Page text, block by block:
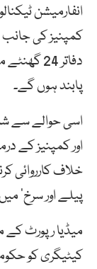
انفارمیشن
کمپنیز کی
دفاتر
پابند ہوں گے۔
اسی حوالے سے
اور کمپنیز کے
خلاف کارروائی
پیلے اور سرخ‘
میڈیا رپورٹ کے
کیٹیگری کو